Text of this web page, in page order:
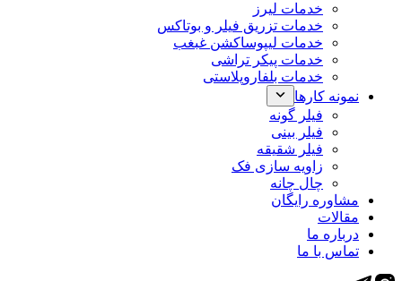
خدمات لیرز
خدمات تزریق فیلر و بوتاکس
خدمات لیپوساکشن غبغب
خدمات پیکر تراشی
خدمات بلفاروپلاستی
نمونه کارها
فیلر گونه
فیلر بینی
فیلر شقیقه
زاویه سازی فک
چال چانه
مشاوره رایگان
مقالات
درباره ما
تماس با ما